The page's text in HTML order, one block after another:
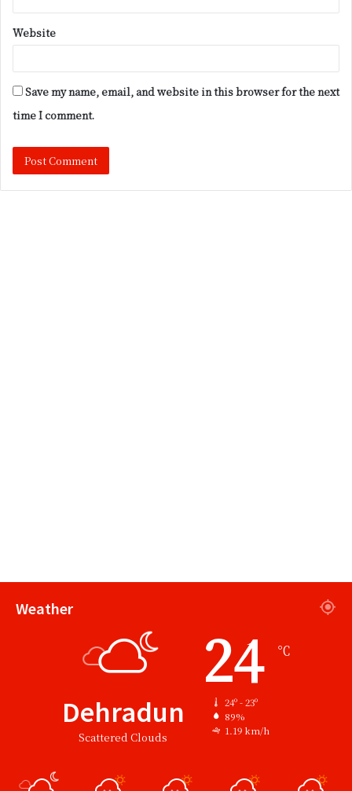
Website
Save my name, email, and website in this browser for the next
time I comment.
Weather
Dehradun
Scattered Clouds
24 ℃
24º - 23º
89%
1.19 km/h